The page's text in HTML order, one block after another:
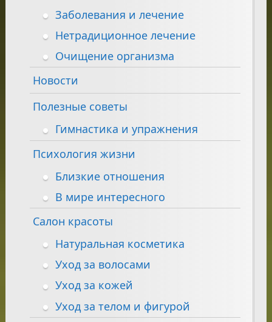
Заболевания и лечение
Нетрадиционное лечение
Очищение организма
Новости
Полезные советы
Гимнастика и упражнения
Психология жизни
Близкие отношения
В мире интересного
Салон красоты
Натуральная косметика
Уход за волосами
Уход за кожей
Уход за телом и фигурой